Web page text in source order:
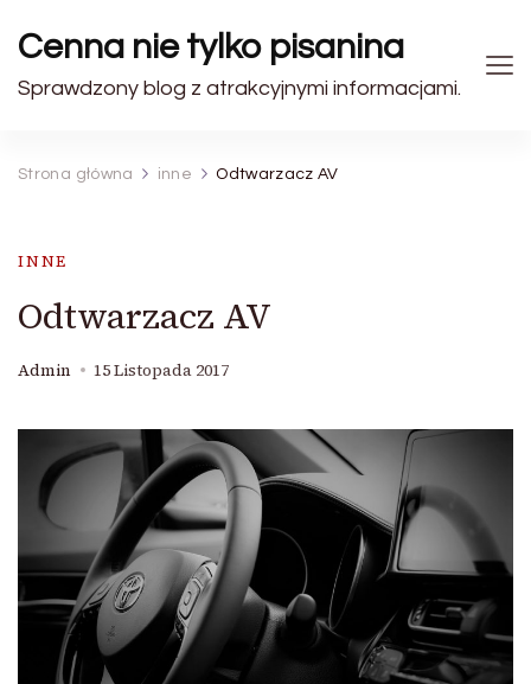
Cenna nie tylko pisanina
Sprawdzony blog z atrakcyjnymi informacjami.
Strona główna inne Odtwarzacz AV
INNE
Odtwarzacz AV
Admin 15 Listopada 2017